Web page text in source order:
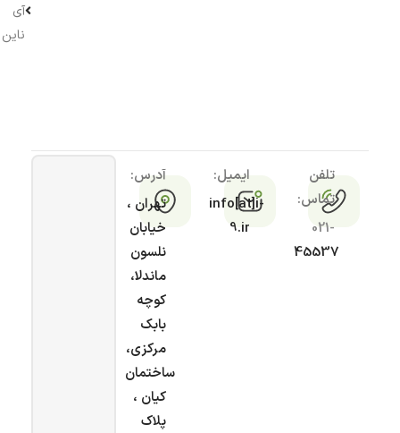
آی
ناین
تلفن
تماس:
021-
45537
ایمیل:
info[at]i-
9.ir
آدرس:
تهران ،
خیابان
نلسون
ماندلا،
کوچه
بابک
مرکزی،
ساختمان
کیان ،
پلاک